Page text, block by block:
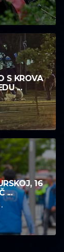
S KROVA
...
16
...